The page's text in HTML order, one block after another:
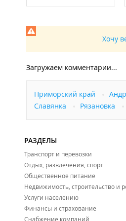
База отдыха в
Хочу
Загружаем комментарии...
Приморский край
Славянка
Рязановка
РАЗДЕЛЫ
Транспорт и перевозки
Отдых, развлечения, спорт
Общественное питание
Недвижимость, строительство и
Услуги населению
Финансы и страхование
Снабжение компаний